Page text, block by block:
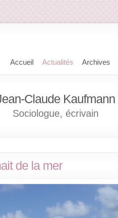
Accueil Actualités Archives
Claude Kaufmann
Sociologue, écrivain
de la mer